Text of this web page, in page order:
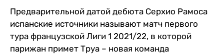
Предварительной датой дебюта Серхио Рамоса
испанские источники называют матч первого
тура французской Лиги 1 2021/22, в которой
парижан примет Труа – новая команда